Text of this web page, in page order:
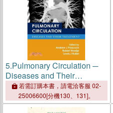
5.Pulmonary Circulation ─
Diseases and Their
Treatment
若需訂購本書，請電洽客服 02-
25006600[分機130、131]。